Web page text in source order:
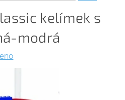
kelímek s
modrá